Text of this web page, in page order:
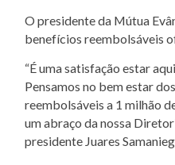
O presidente da Mútua
benefícios reembolsáveis
“É uma satisfação estar
Pensamos no bem estar
reembolsáveis a 1 milhão
um abraço da nossa
presidente Juares